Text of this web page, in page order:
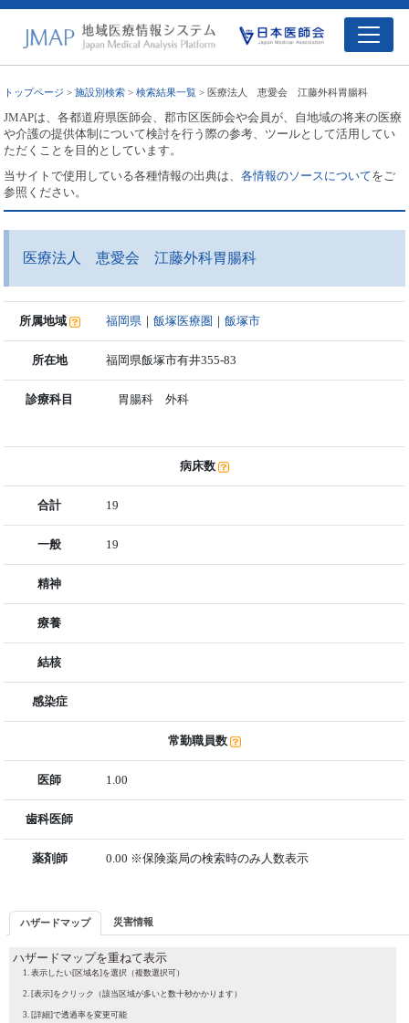
トップページ >施設別検索 >検索結果一覧 > 医療法人 恵愛会 江藤外科胃腸科
JMAPは、各都道府県医師会、郡市区医師会や会員が、自地域の将来の医療
や介護の提供体制について検討を行う際の参考、ツールとして活用してい
ただくことを目的としています。
当サイトで使用している各種情報の出典は、各情報のソースについてをご
参照ください。
医療法人 恵愛会 江藤外科胃腸科
所属地域 福岡県 ｜飯塚医療圏 ｜飯塚市
所在地 福岡県飯塚市有井355-83
診療科目 胃腸科 外科
病床数
合計 19
一般 19
精神
療養
結核
感染症
常勤職員数
医師 1.00
歯科医師
薬剤師 0.00 ※保険薬局の検索時のみ人数表示
ハザードマップ 災害情報
ハザードマップを重ねて表示
表示したい[区域名]を選択（複数選択可）
[表示]をクリック（該当区域が多いと数十秒かかります）
[詳細]で透過率を変更可能